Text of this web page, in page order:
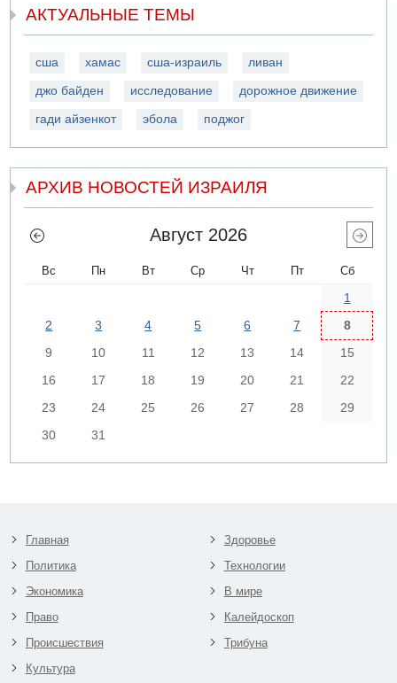
АКТУАЛЬНЫЕ ТЕМЫ
сша хамас сша-израиль ливан
джо байден исследование дорожное движение
гади айзенкот эбола поджог
АРХИВ НОВОСТЕЙ ИЗРАИЛЯ
Август 2026
Вс Пн Вт Ср Чт Пт Сб
1
2
3 4 5 6 7
8
9
10 11 12 13 14
15
16
17 18 19 20 21
22
23
24 25 26 27 28
29
30
31
Главная
Политика
Экономика
Право
Происшествия
Культура
Здоровье
Технологии
В мире
Калейдоскоп
Трибуна